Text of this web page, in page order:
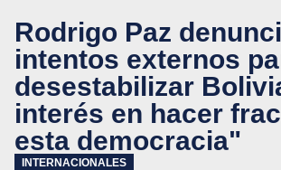
Rodrigo Paz
intentos externos
desestabilizar
interés en hacer
esta democracia"
INTERNACIONALES